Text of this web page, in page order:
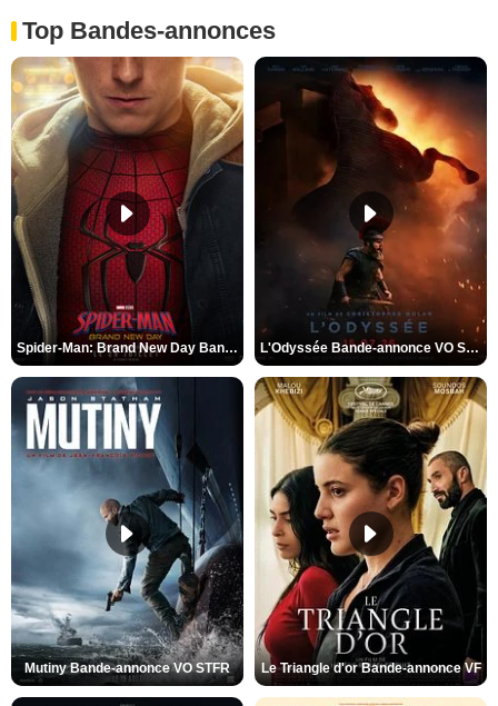
Top Bandes-annonces
Spider-Man: Brand New Day Bande-annonce VO STFR L'Odyssée Bande-annonce VO STFR
Mutiny Bande-annonce VO STFR Le Triangle d'or Bande-annonce VF